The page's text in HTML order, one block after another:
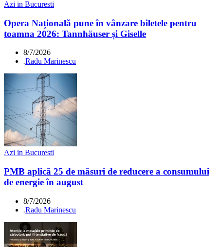
Azi in Bucuresti
Opera Națională pune în vânzare biletele pentru
toamna 2026: Tannhäuser și Giselle
8/7/2026
.Radu Marinescu
Azi in Bucuresti
PMB aplică 25 de măsuri de reducere a consumului
de energie în august
8/7/2026
.Radu Marinescu